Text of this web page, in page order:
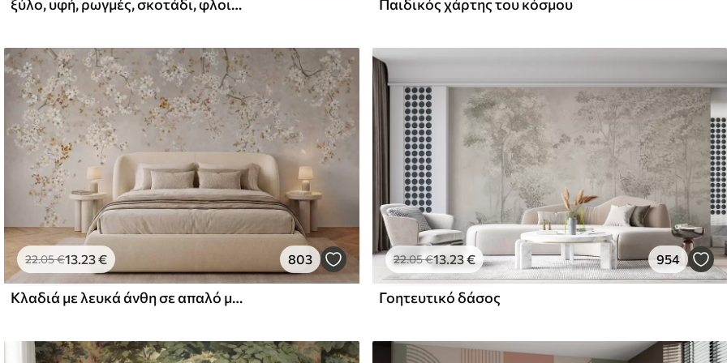
and Stick ξύλο, υφή, ρωγμές, σκοτάδι, φλοιός, επιφάνεια Παιδικός χάρτης του κόσμου
22.05€13.23€ 803
Κλαδιά με λευκά άνθη σε απαλό μπεζ φόντο
22.05€13.23€ 954
Γοητευτικό δάσος